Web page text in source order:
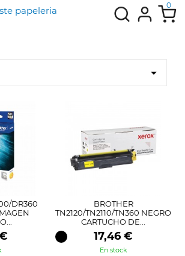
0

DR360
BROTHER
TN2120/TN2110/TN360 NEGRO
CARTUCHO DE...
Precio
17,46 €
En stock